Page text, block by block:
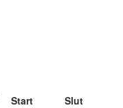
Start
Slut